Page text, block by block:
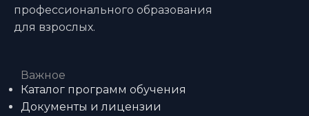
профессионального образования
для взрослых.
Важное
Каталог программ обучения
Документы и лицензии